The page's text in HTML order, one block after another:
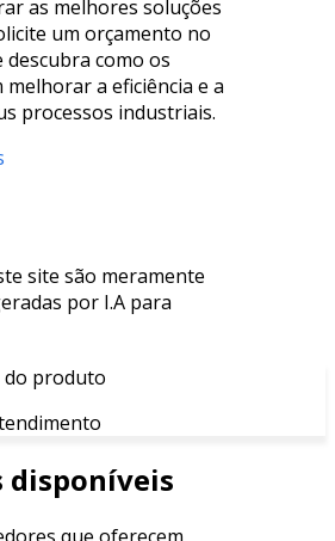
as melhores soluções
um orçamento no
como os
a eficiência e a
processos industriais.
site são meramente
por I.A para
do produto
disponíveis